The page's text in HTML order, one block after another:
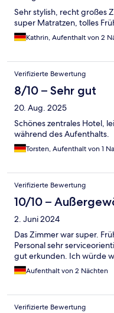
Sehr stylish, recht großes
super Matratzen, tolles
Kathrin, Aufenthalt von 2
Verifizierte Bewertung
8/10 – Sehr gut
20. Aug. 2025
Schönes zentrales Hotel,
während des Aufenthalts.
Torsten, Aufenthalt von 1
Verifizierte Bewertung
10/10 –
2. Juni 2024
Das Zimmer war super.
Personal sehr
gut erkunden. Ich würde
Aufenthalt von 2 Nächten
Verifizierte Bewertung